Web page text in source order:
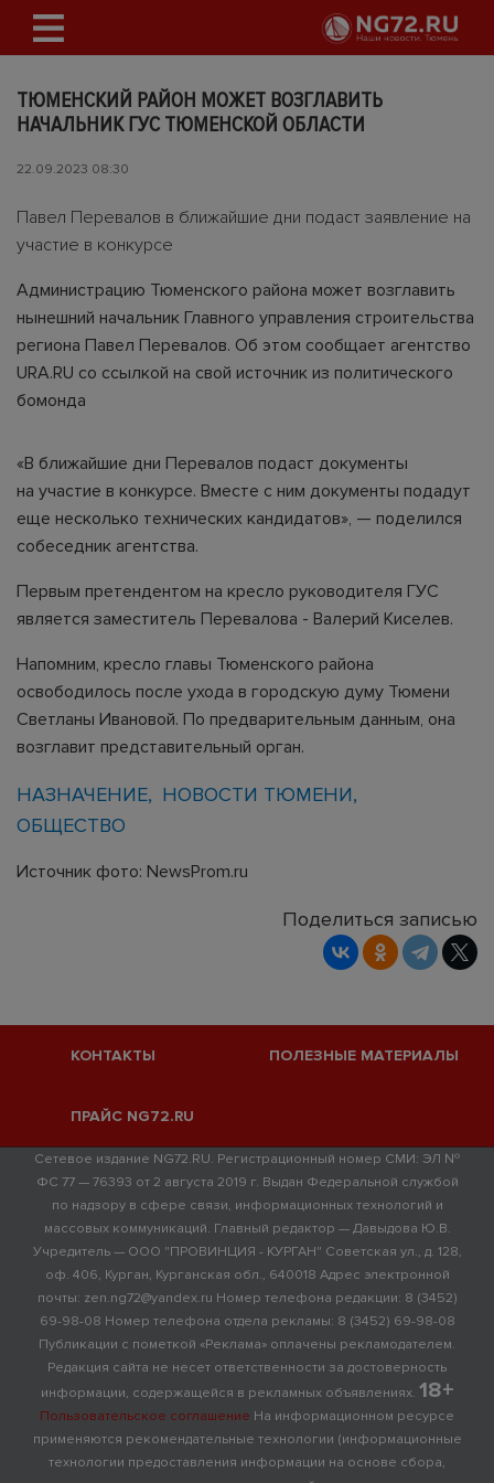
ТЮМЕНСКИЙ РАЙОН МОЖЕТ ВОЗГЛАВИТЬ
НАЧАЛЬНИК ГУС ТЮМЕНСКОЙ ОБЛАСТИ
22.09.2023 08:30
Павел Перевалов в ближайшие дни подаст заявление на
участие в конкурсе
Администрацию Тюменского района может возглавить
нынешний начальник Главного управления строительства
региона Павел Перевалов. Об этом сообщает агентство
URA.RU со ссылкой на свой источник из политического
бомонда
«В ближайшие дни Перевалов подаст документы
на участие в конкурсе. Вместе с ним документы подадут
еще несколько технических кандидатов», — поделился
собеседник агентства.
Первым претендентом на кресло руководителя ГУС
является заместитель Перевалова - Валерий Киселев.
Напомним, кресло главы Тюменского района
освободилось после ухода в городскую думу Тюмени
Светланы Ивановой. По предварительным данным, она
возглавит представительный орган.
НАЗНАЧЕНИЕ
НОВОСТИ ТЮМЕНИ
ОБЩЕСТВО
Источник фото: NewsProm.ru
Поделиться записью
КОНТАКТЫ ПОЛЕЗНЫЕ МАТЕРИАЛЫ
ПРАЙС NG72.RU
Сетевое издание NG72.RU. Регистрационный номер СМИ: ЭЛ №
ФС 77 — 76393 от 2 августа 2019 г. Выдан Федеральной службой
по надзору в сфере связи, информационных технологий и
массовых коммуникаций. Главный редактор — Давыдова Ю.В.
Учредитель — ООО "ПРОВИНЦИЯ - КУРГАН" Советская ул., д. 128,
оф. 406, Курган, Курганская обл., 640018 Адрес электронной
почты: zen.ng72@yandex.ru Номер телефона редакции: 8 (3452)
69-98-08 Номер телефона отдела рекламы: 8 (3452) 69-98-08
Публикации с пометкой «Реклама» оплачены рекламодателем.
Редакция сайта не несет ответственности за достоверность
информации, содержащейся в рекламных объявлениях. 18+
Пользовательское соглашение На информационном ресурсе
применяются рекомендательные технологии (информационные
технологии предоставления информации на основе сбора,